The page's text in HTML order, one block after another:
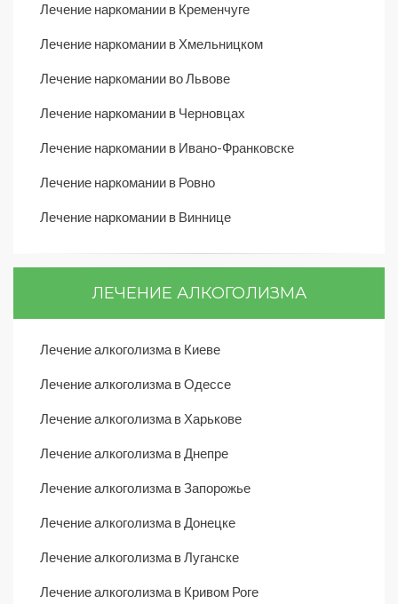
Лечение наркомании в Кременчуге
Лечение наркомании в Хмельницком
Лечение наркомании во Львове
Лечение наркомании в Черновцах
Лечение наркомании в Ивано-Франковске
Лечение наркомании в Ровно
Лечение наркомании в Виннице
ЛЕЧЕНИЕ АЛКОГОЛИЗМА
Лечение алкоголизма в Киеве
Лечение алкоголизма в Одессе
Лечение алкоголизма в Харькове
Лечение алкоголизма в Днепре
Лечение алкоголизма в Запорожье
Лечение алкоголизма в Донецке
Лечение алкоголизма в Луганске
Лечение алкоголизма в Кривом Роге